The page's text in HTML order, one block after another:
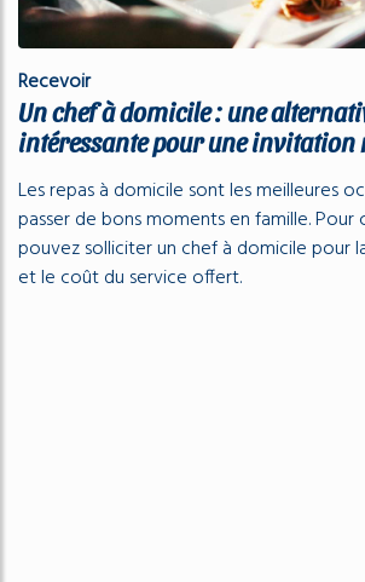
Recevoir
Un chef à domicile : une
intéressante pour une invitation
Les repas à domicile sont les meilleures
passer de bons moments en famille. Pour
pouvez solliciter un chef à domicile pour
et le coût du service offert.